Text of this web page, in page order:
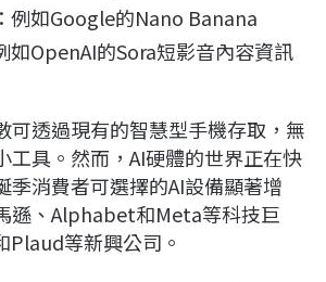
例如Google的Nano Banana
如OpenAI的Sora短影音內容資訊
可透過現有的智慧型手機存取，無
工具。然而，AI硬體的世界正在快
季消費者可選擇的AI設備顯著增
遜、Alphabet和Meta等科技巨
等新興公司。